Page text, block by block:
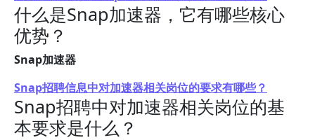
什么是Snap加速器，它有哪些核心
优势？
Snap加速器
Snap招聘信息中对加速器相关岗位的要求有哪些？
Snap招聘中对加速器相关岗位的基
本要求是什么？